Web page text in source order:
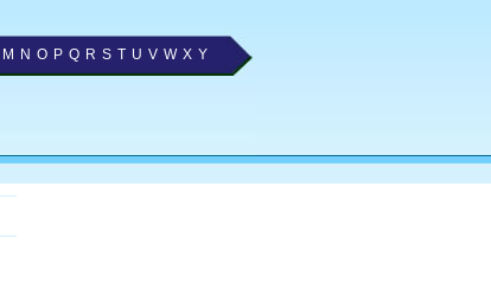
M N O P Q R S T U V W X Y